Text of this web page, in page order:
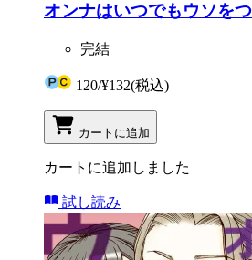
オンナはいつでもウソを
完結
120/¥132(税込)
カートに追加
カートに追加しました
試し読み